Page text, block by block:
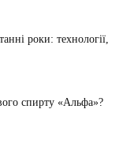
роки: технології,
спирту «Альфа»?